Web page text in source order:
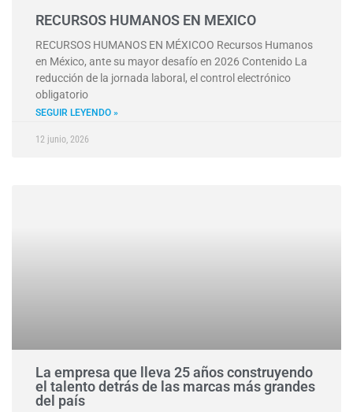
RECURSOS HUMANOS EN MEXICO
RECURSOS HUMANOS EN MÉXICOO Recursos Humanos
en México, ante su mayor desafío en 2026 Contenido La
reducción de la jornada laboral, el control electrónico
obligatorio
SEGUIR LEYENDO »
12 junio, 2026
La empresa que lleva 25 años construyendo
el talento detrás de las marcas más grandes
del país